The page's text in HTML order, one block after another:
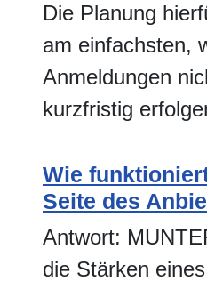
Die Planung
am einfachsten,
Anmeldungen
kurzfristig
Wie
Seite des
Antwort:
die Stärken eines